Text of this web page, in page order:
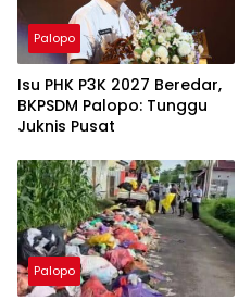
Palopo
Isu PHK P3K 2027 Beredar,
BKPSDM Palopo: Tunggu
Juknis Pusat
Palopo